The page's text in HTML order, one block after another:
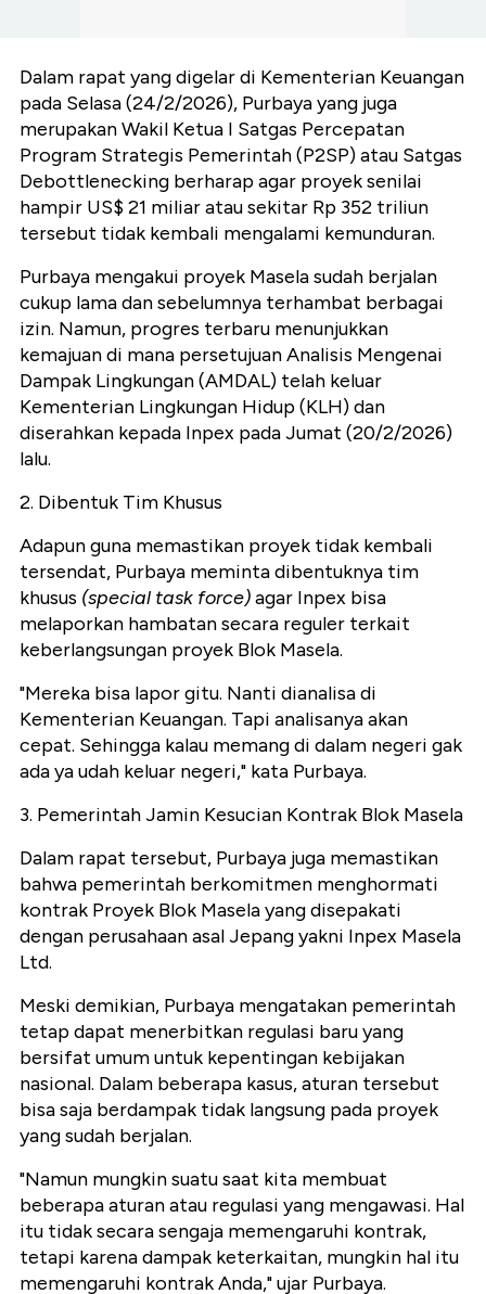
Dalam rapat yang digelar di Kementerian Keuangan
pada Selasa (24/2/2026), Purbaya yang juga
merupakan Wakil Ketua I Satgas Percepatan
Program Strategis Pemerintah (P2SP) atau Satgas
Debottlenecking berharap agar proyek senilai
hampir US$ 21 miliar atau sekitar Rp 352 triliun
tersebut tidak kembali mengalami kemunduran.
Purbaya mengakui proyek Masela sudah berjalan
cukup lama dan sebelumnya terhambat berbagai
izin. Namun, progres terbaru menunjukkan
kemajuan di mana persetujuan Analisis Mengenai
Dampak Lingkungan (AMDAL) telah keluar
Kementerian Lingkungan Hidup (KLH) dan
diserahkan kepada Inpex pada Jumat (20/2/2026)
lalu.
2. Dibentuk Tim Khusus
Adapun guna memastikan proyek tidak kembali
tersendat, Purbaya meminta dibentuknya tim
khusus (special task force)agar Inpex bisa
melaporkan hambatan secara reguler terkait
keberlangsungan proyek Blok Masela.
"Mereka bisa lapor gitu. Nanti dianalisa di
Kementerian Keuangan. Tapi analisanya akan
cepat. Sehingga kalau memang di dalam negeri gak
ada ya udah keluar negeri," kata Purbaya.
3. Pemerintah Jamin Kesucian Kontrak Blok Masela
Dalam rapat tersebut, Purbaya juga memastikan
bahwa pemerintah berkomitmen menghormati
kontrak Proyek Blok Masela yang disepakati
dengan perusahaan asal Jepang yakni Inpex Masela
Ltd.
Meski demikian, Purbaya mengatakan pemerintah
tetap dapat menerbitkan regulasi baru yang
bersifat umum untuk kepentingan kebijakan
nasional. Dalam beberapa kasus, aturan tersebut
bisa saja berdampak tidak langsung pada proyek
yang sudah berjalan.
"Namun mungkin suatu saat kita membuat
beberapa aturan atau regulasi yang mengawasi. Hal
itu tidak secara sengaja memengaruhi kontrak,
tetapi karena dampak keterkaitan, mungkin hal itu
memengaruhi kontrak Anda," ujar Purbaya.